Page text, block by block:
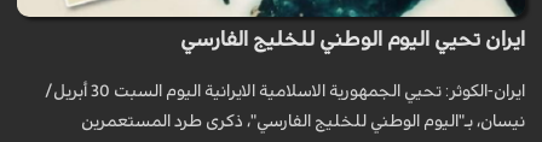
ايران تحيي اليوم الوطني للخليج الفارسي
ايران-الكوثر: تحيي الجمهورية الاسلامية الايرانية اليوم السبت 30 أبريل/
نيسان، بـ"اليوم الوطني للخليج الفارسي"، ذكرى طرد المستعمرين